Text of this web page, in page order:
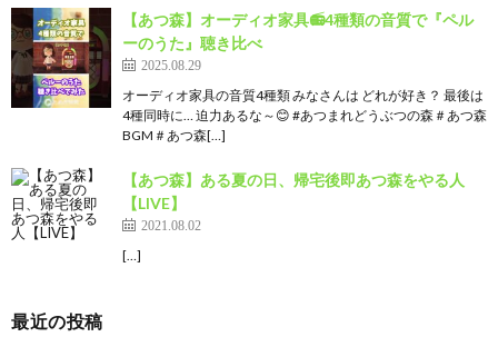
【あつ森】オーディオ家具📻️4種類の音質で『ペル
ーのうた』聴き比べ
2025.08.29
オーディオ家具の音質4種類 みなさんは どれが好き？ 最後は
4種同時に… 迫力あるな～😊 #あつまれどうぶつの森＃あつ森
BGM＃あつ森[…]
【あつ森】ある夏の日、帰宅後即あつ森をやる人
【LIVE】
2021.08.02
[…]
最近の投稿